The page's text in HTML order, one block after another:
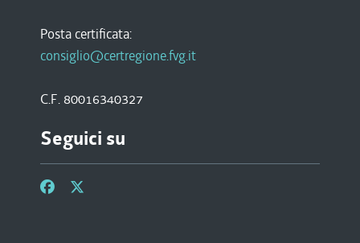
Posta certificata:
consiglio@certregione.fvg.it
C.F. 80016340327
Seguici su